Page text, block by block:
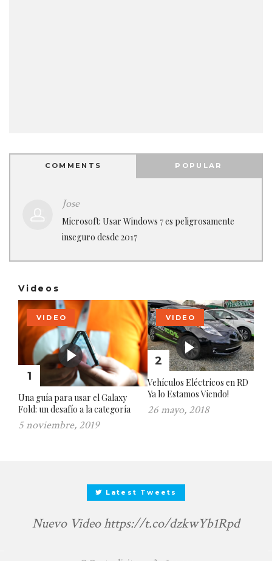
COMMENTS POPULAR
Jose
Microsoft: Usar Windows 7 es peligrosamente
inseguro desde 2017
Videos
1
VIDEO
Una guía para usar el Galaxy
Fold: un desafío a la categoría
5 noviembre, 2019
2
VIDEO
Vehículos Eléctricos en RD
Ya lo Estamos Viendo!
26 mayo, 2018
Latest Tweets
Nuevo Videohttps://t.co/dzkwYb1Rpd